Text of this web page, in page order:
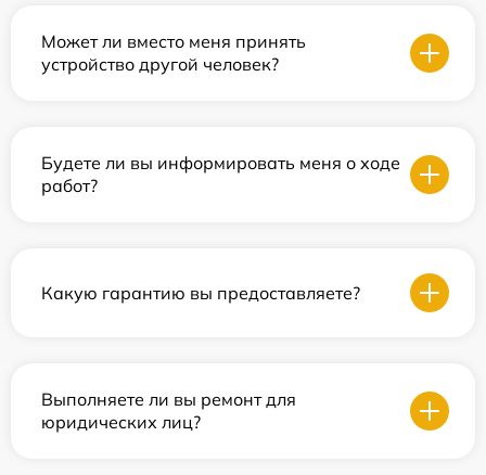
Может ли вместо меня принять
устройство другой человек?
Будете ли вы информировать меня о ходе
работ?
Какую гарантию вы предоставляете?
Выполняете ли вы ремонт для
юридических лиц?